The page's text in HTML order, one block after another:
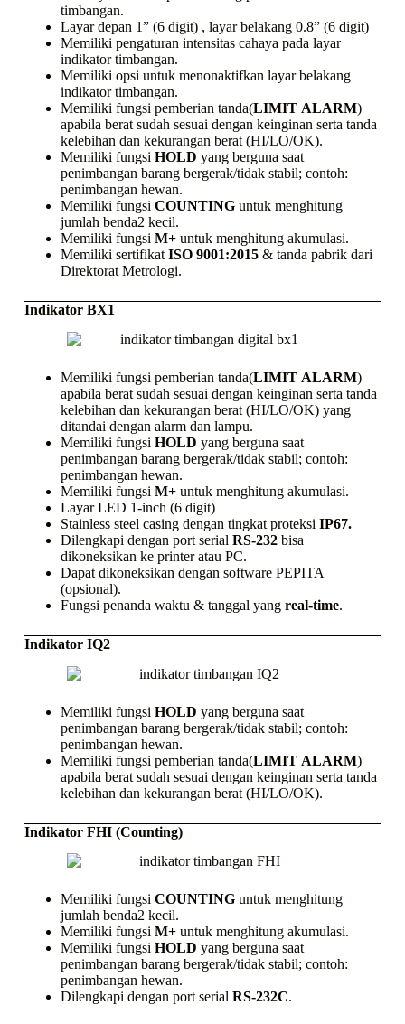
timbangan.
Layar depan 1” (6 digit) , layar belakang 0.8” (6 digit)
Memiliki pengaturan intensitas cahaya pada layar
indikator timbangan.
Memiliki opsi untuk menonaktifkan layar belakang
indikator timbangan.
Memiliki fungsi pemberian tanda(LIMIT ALARM)
apabila berat sudah sesuai dengan keinginan serta tanda
kelebihan dan kekurangan berat (HI/LO/OK).
Memiliki fungsi HOLD yang berguna saat
penimbangan barang bergerak/tidak stabil; contoh:
penimbangan hewan.
Memiliki fungsi COUNTING untuk menghitung
jumlah benda2 kecil.
Memiliki fungsi M+ untuk menghitung akumulasi.
Memiliki sertifikat ISO 9001:2015& tanda pabrik dari
Direktorat Metrologi.
Indikator BX1
Memiliki fungsi pemberian tanda(LIMIT ALARM)
apabila berat sudah sesuai dengan keinginan serta tanda
kelebihan dan kekurangan berat (HI/LO/OK) yang
ditandai dengan alarm dan lampu.
Memiliki fungsi HOLD yang berguna saat
penimbangan barang bergerak/tidak stabil; contoh:
penimbangan hewan.
Memiliki fungsi M+ untuk menghitung akumulasi.
Layar LED 1-inch (6 digit)
Stainless steel casing dengan tingkat proteksi IP67.
Dilengkapi dengan port serial RS-232bisa
dikoneksikan ke printeratau PC.
Dapat dikoneksikan dengan software PEPITA
(opsional).
Fungsi penanda waktu & tanggal yang real-time.
Indikator IQ2
Memiliki fungsi HOLD yang berguna saat
penimbangan barang bergerak/tidak stabil; contoh:
penimbangan hewan.
Memiliki fungsi pemberian tanda(LIMIT ALARM)
apabila berat sudah sesuai dengan keinginan serta tanda
kelebihan dan kekurangan berat (HI/LO/OK).
Indikator FHI (Counting)
Memiliki fungsi COUNTING untuk menghitung
jumlah benda2 kecil.
Memiliki fungsi M+ untuk menghitung akumulasi.
Memiliki fungsi HOLD yang berguna saat
penimbangan barang bergerak/tidak stabil; contoh:
penimbangan hewan.
Dilengkapi dengan port serial RS-232C.